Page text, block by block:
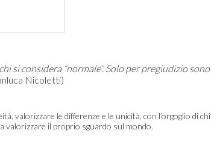
si considera “normale”. Solo per pregiudizio sono
Nicoletti)
valorizzare le differenze e le unicità, con l’orgoglio di chi
valorizzare il proprio sguardo sul mondo.